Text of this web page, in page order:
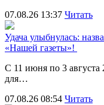
07.08.26 13:37 Читать
Удача улыбнулась:
«Нашей газеты»!
С 11 июня по 3 августа
для…
07.08.26 08:54 Читать